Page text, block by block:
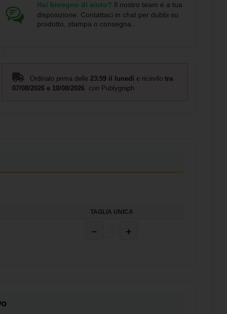
Hai bisogno di aiuto? Il nostro team è a tua
disposizione. Contattaci in chat per dubbi su
prodotto, stampa o consegna..
Ordinalo prima delle 23:59 il lunedì e ricevilo tra
07/08/2026 e 10/08/2026 con Publygraph
TAGLIA UNICA
− +